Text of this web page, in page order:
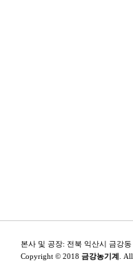
본사 및 공장: 전북 익산시 금강
Copyright © 2018 금강농기계 .